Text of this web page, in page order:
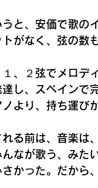
と、安価で歌の
がなく、弦の数
、２弦でメロデ
し、スペインで
より、持ち運び
る前は、音楽は
なが歌う、みた
かった。だから